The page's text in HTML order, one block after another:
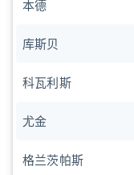
本德
库斯贝
科瓦利斯
尤金
格兰茨帕斯